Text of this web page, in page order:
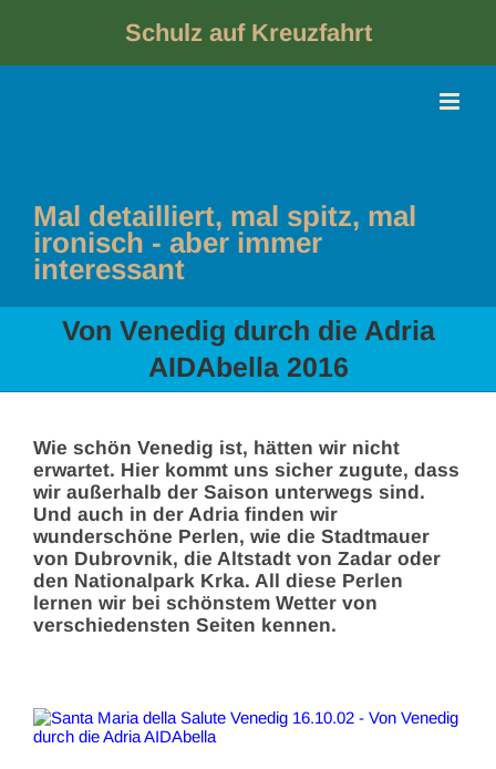
Schulz auf Kreuzfahrt
Mal detailliert, mal spitz, mal
ironisch - aber immer
interessant
Von Venedig durch die Adria
AIDAbella 2016
Wie schön Venedig ist, hätten wir nicht
erwartet. Hier kommt uns sicher zugute, dass
wir außerhalb der Saison unterwegs sind.
Und auch in der Adria finden wir
wunderschöne Perlen, wie die Stadtmauer
von Dubrovnik, die Altstadt von Zadar oder
den Nationalpark Krka. All diese Perlen
lernen wir bei schönstem Wetter von
verschiedensten Seiten kennen.